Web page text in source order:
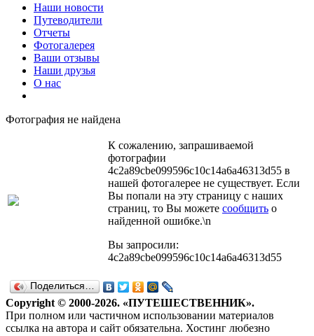
Наши новости
Путеводители
Отчеты
Фотогалерея
Ваши отзывы
Наши друзья
О нас
Фотография не найдена
К сожалению, запрашиваемой
фотографии
4c2a89cbe099596c10c14a6a46313d55 в
нашей фотогалерее не существует. Если
Вы попали на эту страницу с наших
страниц, то Вы можете сообщить о
найденной ошибке.\n
Вы запросили:
4c2a89cbe099596c10c14a6a46313d55
Поделиться…
Copyright © 2000-2026. «ПУТЕШЕСТВЕННИК».
При полном или частичном использовании материалов
ссылка на автора и сайт обязательна. Хостинг любезно